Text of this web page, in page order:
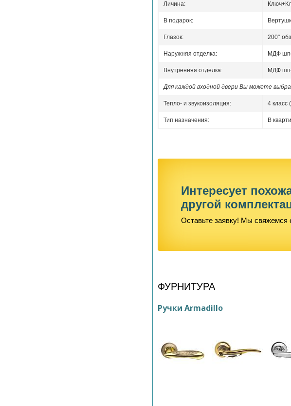
Личина:
В подарок:
Глазок: 200°
Наружняя отделка: МДФ
Внутренняя отделка: МДФ
Для каждой входной двери Вы можете
Тепло- и звукоизоляция: 4 класс
Тип назначения: В
Интересует
другой
Оставьте заявку! Мы свяжемся
ФУРНИТУРА
Ручки Armadillo